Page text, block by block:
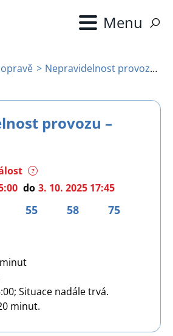
Nepravidelnost provozu – Židenice
provozu –
?
do 3. 10. 2025 17:45
55 58
75
Situace nadále trvá.
minut.